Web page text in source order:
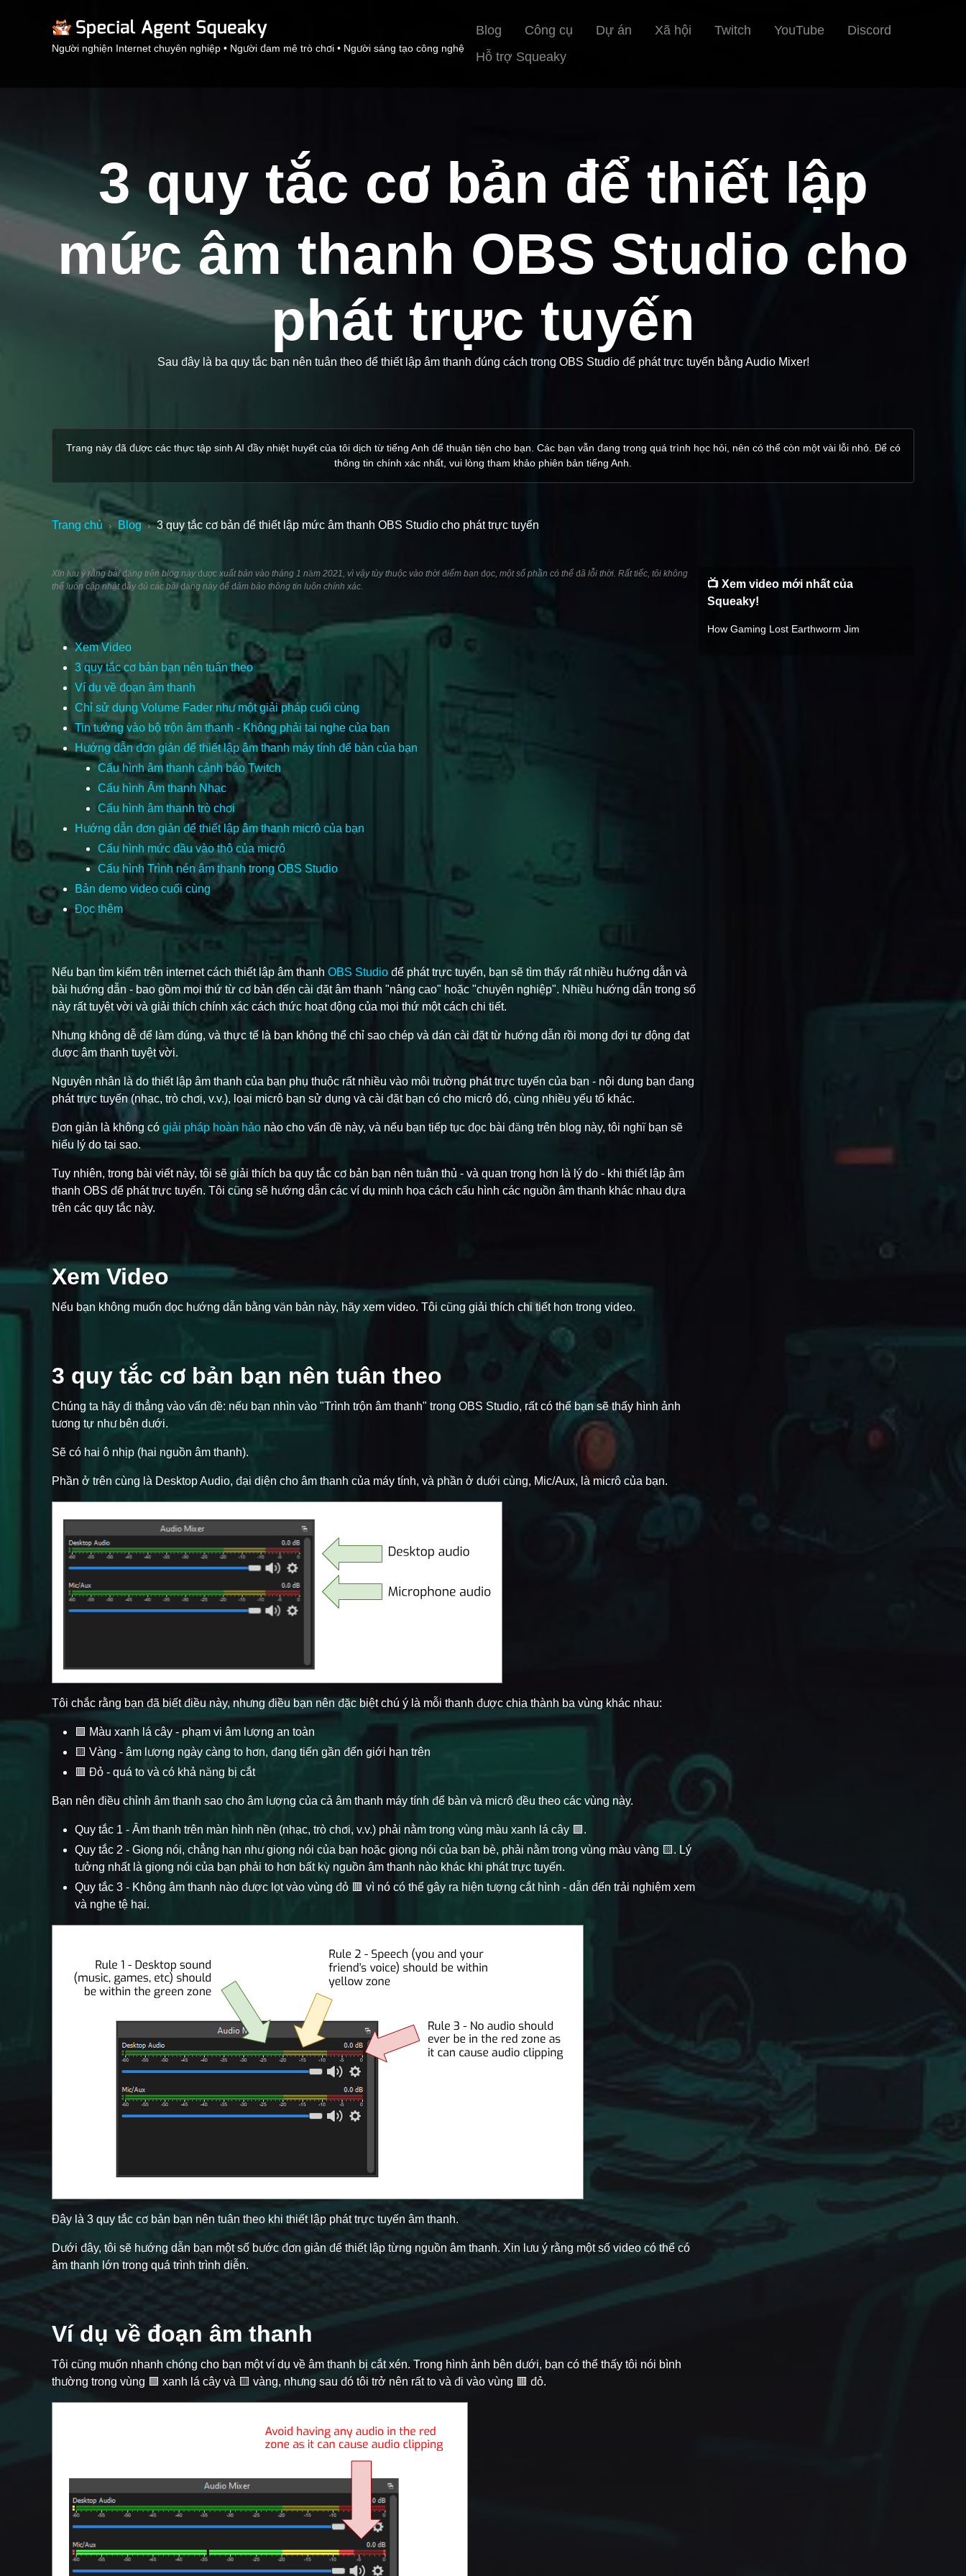
Người nghiện Internet chuyên nghiệp • Người đam mê trò chơi • Người sáng tạo công nghệ
Blog Công cụ Dự án Xã hội Twitch YouTube
Discord
Hỗ trợ Squeaky
3 quy tắc cơ bản để thiết lập
mức âm thanh OBS Studio cho
phát trực tuyến
Sau đây là ba quy tắc bạn nên tuân theo để thiết lập âm thanh đúng cách trong OBS Studio để phát trực tuyến bằng Audio Mixer!
Trang này đã được các thực tập sinh AI đầy nhiệt huyết của tôi dịch từ tiếng Anh để thuận tiện cho bạn. Các bạn vẫn đang trong quá trình học hỏi, nên có thể còn một vài lỗi nhỏ. Để có
thông tin chính xác nhất, vui lòng tham khảo phiên bản tiếng Anh.
Trang chủ › Blog › 3 quy tắc cơ bản để thiết lập mức âm thanh OBS Studio cho phát trực tuyến
Xin lưu ý rằng bài đăng trên blog này được xuất bản vào tháng 1 năm 2021, vì vậy tùy thuộc vào thời điểm bạn đọc, một số phần có thể đã lỗi thời. Rất tiếc, tôi không
thể luôn cập nhật đầy đủ các bài đăng này để đảm bảo thông tin luôn chính xác.
Xem Video
3 quy tắc cơ bản bạn nên tuân theo
Ví dụ về đoạn âm thanh
Chỉ sử dụng Volume Fader như một giải pháp cuối cùng
Tin tưởng vào bộ trộn âm thanh - Không phải tai nghe của bạn
Hướng dẫn đơn giản để thiết lập âm thanh máy tính để bàn của bạn
Cấu hình âm thanh cảnh báo Twitch
Cấu hình Âm thanh Nhạc
Cấu hình âm thanh trò chơi
Hướng dẫn đơn giản để thiết lập âm thanh micrô của bạn
Cấu hình mức đầu vào thô của micrô
Cấu hình Trình nén âm thanh trong OBS Studio
Bản demo video cuối cùng
Đọc thêm
Nếu bạn tìm kiếm trên internet cách thiết lập âm thanh OBS Studio để phát trực tuyến, bạn sẽ tìm thấy rất nhiều hướng dẫn và
bài hướng dẫn - bao gồm mọi thứ từ cơ bản đến cài đặt âm thanh "nâng cao" hoặc "chuyên nghiệp". Nhiều hướng dẫn trong số
này rất tuyệt vời và giải thích chính xác cách thức hoạt động của mọi thứ một cách chi tiết.
Nhưng không dễ để làm đúng, và thực tế là bạn không thể chỉ sao chép và dán cài đặt từ hướng dẫn rồi mong đợi tự động đạt
được âm thanh tuyệt vời.
Nguyên nhân là do thiết lập âm thanh của bạn phụ thuộc rất nhiều vào môi trường phát trực tuyến của bạn - nội dung bạn đang
phát trực tuyến (nhạc, trò chơi, v.v.), loại micrô bạn sử dụng và cài đặt bạn có cho micrô đó, cùng nhiều yếu tố khác.
Đơn giản là không có giải pháp hoàn hảo nào cho vấn đề này, và nếu bạn tiếp tục đọc bài đăng trên blog này, tôi nghĩ bạn sẽ
hiểu lý do tại sao.
Tuy nhiên, trong bài viết này, tôi sẽ giải thích ba quy tắc cơ bản bạn nên tuân thủ - và quan trọng hơn là lý do - khi thiết lập âm
thanh OBS để phát trực tuyến. Tôi cũng sẽ hướng dẫn các ví dụ minh họa cách cấu hình các nguồn âm thanh khác nhau dựa
trên các quy tắc này.
Xem Video
Nếu bạn không muốn đọc hướng dẫn bằng văn bản này, hãy xem video. Tôi cũng giải thích chi tiết hơn trong video.
3 quy tắc cơ bản bạn nên tuân theo
Chúng ta hãy đi thẳng vào vấn đề: nếu bạn nhìn vào "Trình trộn âm thanh" trong OBS Studio, rất có thể bạn sẽ thấy hình ảnh
tương tự như bên dưới.
Sẽ có hai ô nhịp (hai nguồn âm thanh).
Phần ở trên cùng là Desktop Audio, đại diện cho âm thanh của máy tính, và phần ở dưới cùng, Mic/Aux, là micrô của bạn.
Tôi chắc rằng bạn đã biết điều này, nhưng điều bạn nên đặc biệt chú ý là mỗi thanh được chia thành ba vùng khác nhau:
🟩 Màu xanh lá cây - phạm vi âm lượng an toàn
🟨 Vàng - âm lượng ngày càng to hơn, đang tiến gần đến giới hạn trên
🟥 Đỏ - quá to và có khả năng bị cắt
Bạn nên điều chỉnh âm thanh sao cho âm lượng của cả âm thanh máy tính để bàn và micrô đều theo các vùng này.
Quy tắc 1 - Âm thanh trên màn hình nền (nhạc, trò chơi, v.v.) phải nằm trong vùng màu xanh lá cây 🟩.
Quy tắc 2 - Giọng nói, chẳng hạn như giọng nói của bạn hoặc giọng nói của bạn bè, phải nằm trong vùng màu vàng 🟨. Lý
tưởng nhất là giọng nói của bạn phải to hơn bất kỳ nguồn âm thanh nào khác khi phát trực tuyến.
Quy tắc 3 - Không âm thanh nào được lọt vào vùng đỏ 🟥 vì nó có thể gây ra hiện tượng cắt hình - dẫn đến trải nghiệm xem
và nghe tệ hại.
Đây là 3 quy tắc cơ bản bạn nên tuân theo khi thiết lập phát trực tuyến âm thanh.
Dưới đây, tôi sẽ hướng dẫn bạn một số bước đơn giản để thiết lập từng nguồn âm thanh. Xin lưu ý rằng một số video có thể có
âm thanh lớn trong quá trình trình diễn.
Ví dụ về đoạn âm thanh
Tôi cũng muốn nhanh chóng cho bạn một ví dụ về âm thanh bị cắt xén. Trong hình ảnh bên dưới, bạn có thể thấy tôi nói bình
thường trong vùng 🟩 xanh lá cây và 🟨 vàng, nhưng sau đó tôi trở nên rất to và đi vào vùng 🟥 đỏ.
📺 Xem video mới nhất của
Squeaky!
How Gaming Lost Earthworm Jim